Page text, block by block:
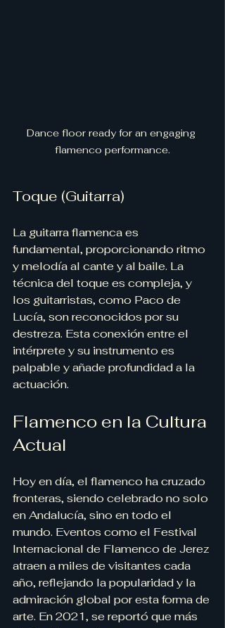
Dance floor ready for an engaging
flamenco performance.
Toque (Guitarra)
La guitarra flamenca es
fundamental, proporcionando ritmo
y melodía al cante y al baile. La
técnica del toque es compleja, y
los guitarristas, como Paco de
Lucía, son reconocidos por su
destreza. Esta conexión entre el
intérprete y su instrumento es
palpable y añade profundidad a la
actuación.
Flamenco en la Cultura
Actual
Hoy en día, el flamenco ha cruzado
fronteras, siendo celebrado no solo
en Andalucía, sino en todo el
mundo. Eventos como el Festival
Internacional de Flamenco de Jerez
atraen a miles de visitantes cada
año, reflejando la popularidad y la
admiración global por esta forma de
arte. En 2021, se reportó que más